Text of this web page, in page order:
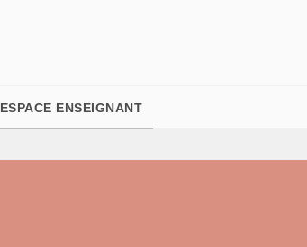
ESPACE ENSEIGNANT